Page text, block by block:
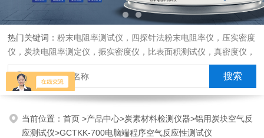
热门关键词：粉末电阻率测试仪，四探针法粉末电阻率仪，压实密度
仪，炭块电阻率测定仪，振实密度仪，比表面积测试仪，真密度仪，
炭块热膨胀仪，炭块透气率仪，炭块二氧化碳反应测定仪
当前位置：首页>产品中心>炭素材料检测仪器>铝用炭块空气反
应测试仪>GCTKK-700电脑端程序空气反应性测试仪